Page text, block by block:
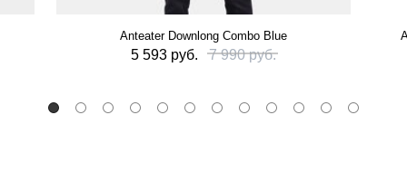
Anteater Downlong Combo Blue
5 593 руб. 7 990 руб.